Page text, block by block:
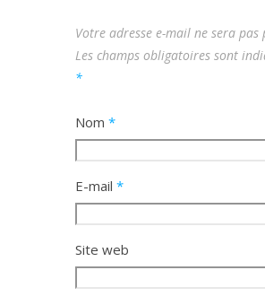
Votre adresse e-mail ne sera pas
Les champs obligatoires sont
*
Nom *
E-mail *
Site web